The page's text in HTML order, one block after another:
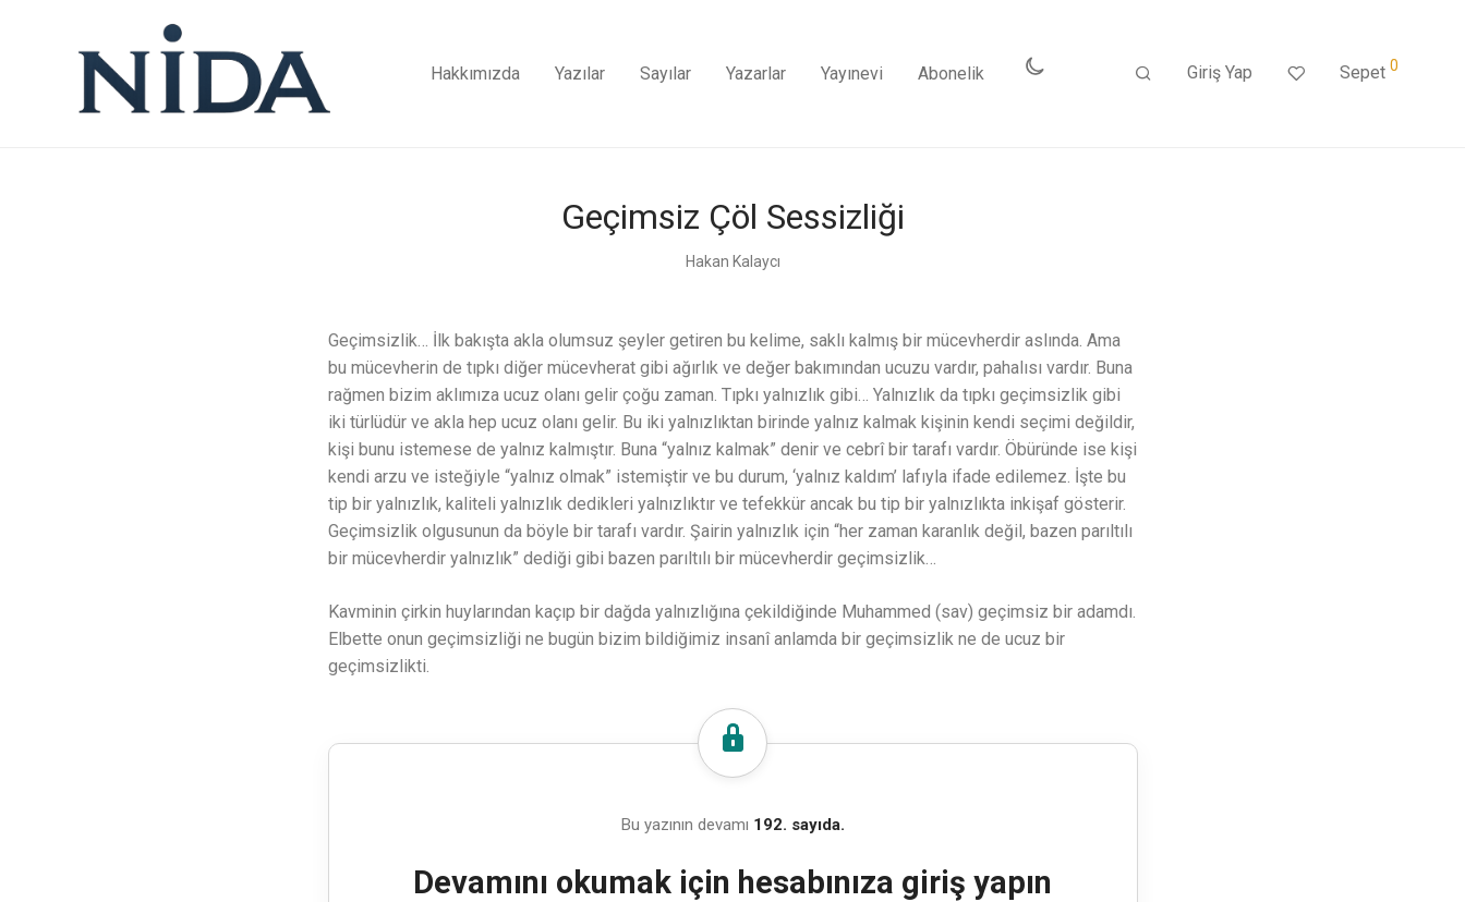
Hakkımızda Yazılar Sayılar Yazarlar Yayınevi Abonelik Giriş Yap Sepet 0
Geçimsiz Çöl Sessizliği
Hakan Kalaycı
Geçimsizlik… İlk bakışta akla olumsuz şeyler getiren bu kelime, saklı kalmış bir mücevherdir aslında. Ama
bu mücevherin de tıpkı diğer mücevherat gibi ağırlık ve değer bakımından ucuzu vardır, pahalısı vardır. Buna
rağmen bizim aklımıza ucuz olanı gelir çoğu zaman. Tıpkı yalnızlık gibi… Yalnızlık da tıpkı geçimsizlik gibi
iki türlüdür ve akla hep ucuz olanı gelir. Bu iki yalnızlıktan birinde yalnız kalmak kişinin kendi seçimi değildir,
kişi bunu istemese de yalnız kalmıştır. Buna “yalnız kalmak” denir ve cebrî bir tarafı vardır. Öbüründe ise kişi
kendi arzu ve isteğiyle “yalnız olmak” istemiştir ve bu durum, ‘yalnız kaldım’ lafıyla ifade edilemez. İşte bu
tip bir yalnızlık, kaliteli yalnızlık dedikleri yalnızlıktır ve tefekkür ancak bu tip bir yalnızlıkta inkişaf gösterir.
Geçimsizlik olgusunun da böyle bir tarafı vardır. Şairin yalnızlık için “her zaman karanlık değil, bazen parıltılı
bir mücevherdir yalnızlık” dediği gibi bazen parıltılı bir mücevherdir geçimsizlik…
Kavminin çirkin huylarından kaçıp bir dağda yalnızlığına çekildiğinde Muhammed (sav) geçimsiz bir adamdı.
Elbette onun geçimsizliği ne bugün bizim bildiğimiz insanî anlamda bir geçimsizlik ne de ucuz bir
geçimsizlikti.
Bu yazının devamı 192. sayıda.
Devamını okumak için hesabınıza giriş yapın